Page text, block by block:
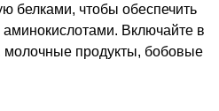
белками, чтобы обеспечить
Включайте в
молочные продукты, бобовые